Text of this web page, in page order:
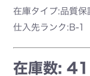
在庫タイプ:品質保
仕入先ランク:B-1
在庫数: 41